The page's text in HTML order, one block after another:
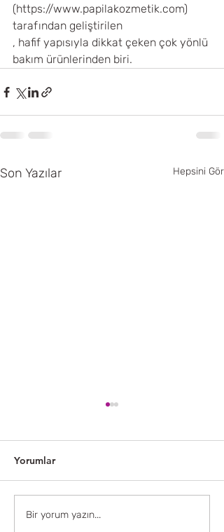
(https://www.papilakozmetik.com)
tarafından geliştirilen
, hafif yapısıyla dikkat çeken çok yönlü
bakım ürünlerinden biri.
Son Yazılar Hepsini Gör
Neden Herkes Çok
Yorumlar
Bir yorum yazın...